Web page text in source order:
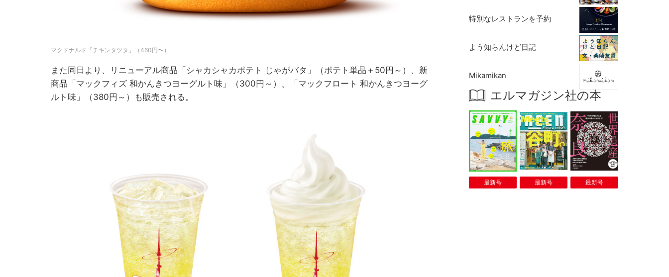
マクドナルド「チキンタツタ」（460円〜）
また同日より、リニューアル商品「シャカシャカポテト じゃがバタ」（ポテト単品＋50円～）、新
商品「マックフィズ 和かんきつヨーグルト味」（300円～）、「マックフロート 和かんきつヨーグ
ルト味」（380円～）も販売される。
特別なレストランを予約
よう知らんけど日記
Mikamikan
エルマガジン社の本
最新号 最新号 最新号